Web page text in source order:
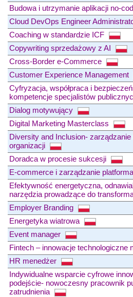
Budowa i utrzymanie aplikacji no-
Cloud DevOps Engineer
Coaching w standardzie ICF
Copywriting sprzedażowy z AI
Cross-Border e-Commerce
Customer Experience Management
Cyfryzacja, współpraca i
kompetencje specjalistów
Dialog motywujący
Digital Marketing Masterclass
Diversity and Inclusion-
organizacji
Doradca w procesie sukcesji
E-commerce i zarządzanie
Efektywność energetyczna,
narzędzia prowadzące do
Employer Branding
Energetyka wiatrowa
Event manager
Fintech – innowacje technologiczne
HR menedżer
Indywidualne wsparcie cyfrowe
podejście- nowoczesny pracownik
zatrudnienia